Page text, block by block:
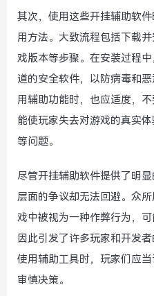
其次，使用这些开挂辅助软
用方法。大致流程包括下载
戏版本等步骤。在安装过程
道的安全软件，以防病毒和
用辅助功能时，也应适度，
能使玩家失去对游戏的真实
等问题。
尽管开挂辅助软件提供了明
层面的争议却无法回避。众
戏中被视为一种作弊行为，可
因此引发了许多玩家和开发
使用辅助工具时，玩家们应当
审慎决策。